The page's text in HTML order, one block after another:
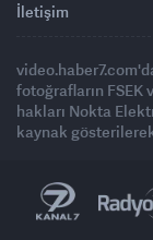
İletişim
fotoğrafların FSEK
hakları Nokta
kaynak